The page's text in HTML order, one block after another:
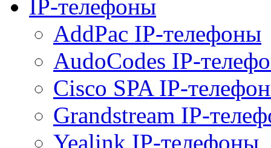
IP-телефоны
AddPac IP-телефоны
AudoCodes IP-
Cisco SPA IP-
Grandstream IP-
Yealink IP-телефоны